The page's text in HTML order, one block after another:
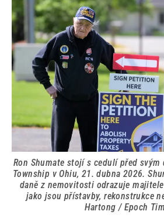
Ron Shumate stojí s cedulí před
Township v Ohiu, 21. dubna 2026.
daně z nemovitosti odrazuje
jako jsou přístavby, rekonstrukce
Hartong / Epoch